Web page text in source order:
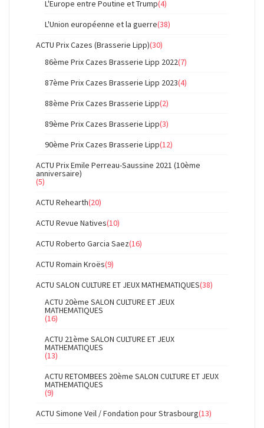
L'Europe entre Poutine et Trump(4)
L'Union européenne et la guerre(38)
ACTU Prix Cazes (Brasserie Lipp)(30)
86ème Prix Cazes Brasserie Lipp 2022(7)
87ème Prix Cazes Brasserie Lipp 2023(4)
88ème Prix Cazes Brasserie Lipp(2)
89ème Prix Cazes Brasserie Lipp(3)
90ème Prix Cazes Brasserie Lipp(12)
ACTU Prix Emile Perreau-Saussine 2021 (10ème
anniversaire)
(5)
ACTU Rehearth(20)
ACTU Revue Natives(10)
ACTU Roberto Garcia Saez(16)
ACTU Romain Kroës(9)
ACTU SALON CULTURE ET JEUX MATHEMATIQUES(38)
ACTU 20ème SALON CULTURE ET JEUX
MATHEMATIQUES
(16)
ACTU 21ème SALON CULTURE ET JEUX
MATHEMATIQUES
(13)
ACTU RETOMBEES 20ème SALON CULTURE ET JEUX
MATHEMATIQUES
(9)
ACTU Simone Veil / Fondation pour Strasbourg(13)